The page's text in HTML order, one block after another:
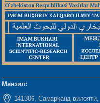
Манзил:
141306, Самарқанд